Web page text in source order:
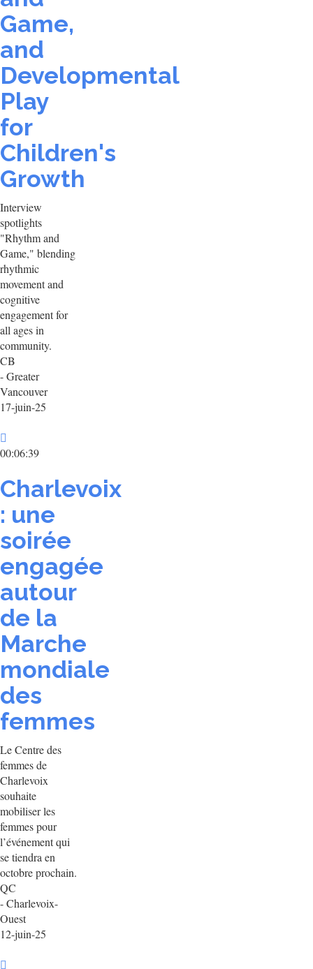
Game,
and
Developmental
Play
for
Children's
Growth
Interview
spotlights
"Rhythm and
Game," blending
rhythmic
movement and
cognitive
engagement for
all ages in
community.
CB
- Greater
Vancouver
17-juin-25
00:06:39
Charlevoix
: une
soirée
engagée
autour
de la
Marche
mondiale
des
femmes
Le Centre des
femmes de
Charlevoix
souhaite
mobiliser les
femmes pour
l’événement qui
se tiendra en
octobre prochain.
QC
- Charlevoix-
Ouest
12-juin-25